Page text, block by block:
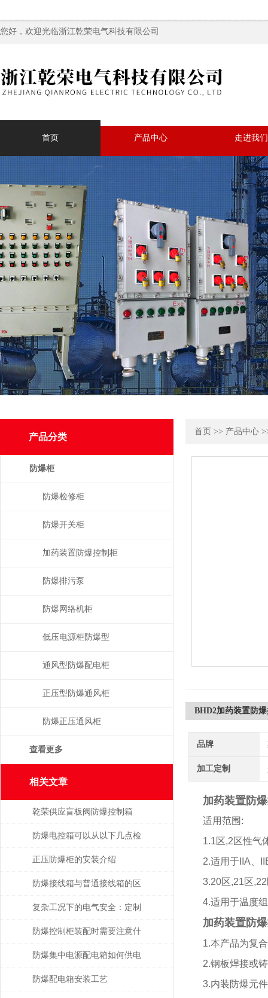
您好，欢迎光临浙江乾荣电气科技有限公司
首页 产品中心 走进我们
首页 >> 产品中心
BHD2加药装置防
品牌
加工定制
加药装置防
适用范围:
1.1区,2区性气
2.适用于IIA、
3.20区,21区
4.适用于温度
加药装置防
1.本产品为复
2.钢板焊接或
3.内装防爆元
产品分类
防爆柜
防爆检修柜
防爆开关柜
加药装置防爆控制柜
防爆排污泵
防爆网络机柜
低压电源柜防爆型
通风型防爆配电柜
正压型防爆通风柜
防爆正压通风柜
查看更多
相关文章
乾荣供应盲板阀防爆控制箱
防爆电控箱可以从以下几点检
查是否老化
正压防爆柜的安装介绍
防爆接线箱与普通接线箱的区
别在哪?
复杂工况下的电气安全：定制
防爆接线箱优质厂家的解决方
案
防爆控制柜装配时需要注意什
么呢？
防爆集中电源配电箱如何供电
防爆配电箱安装工艺